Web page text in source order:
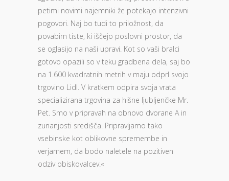
petimi novimi najemniki že potekajo intenzivni
pogovori. Naj bo tudi to priložnost, da
povabim tiste, ki iščejo poslovni prostor, da
se oglasijo na naši upravi. Kot so vaši bralci
gotovo opazili so v teku gradbena dela, saj bo
na 1.600 kvadratnih metrih v maju odprl svojo
trgovino Lidl. V kratkem odpira svoja vrata
specializirana trgovina za hišne ljubljenčke Mr.
Pet. Smo v pripravah na obnovo dvorane A in
zunanjosti središča. Pripravljamo tako
vsebinske kot oblikovne spremembe in
verjamem, da bodo naletele na pozitiven
odziv obiskovalcev.«